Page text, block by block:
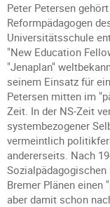
Peter Petersen
Reformpädagogen
Universitätsschule
"New Education
"Jenaplan"
seinem Einsatz für
Petersen mitten im
Zeit. In der NS-Zeit
systembezogener
vermeintlich
andererseits. Nach
Bremer Plänen einen
aber damit schon